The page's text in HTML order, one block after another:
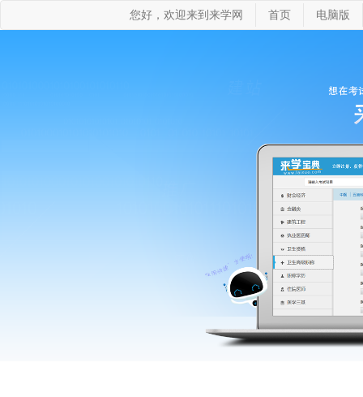
您好，欢迎来到来学网 首页 电脑版